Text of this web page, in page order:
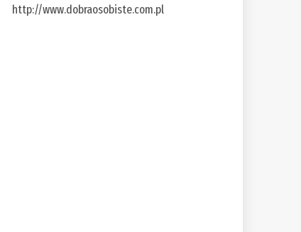
http://www.dobraosobiste.com.pl